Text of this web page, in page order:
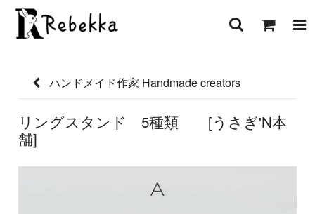
ハンドメイド作家 Handmade creators
リングスタンド 5種類 [うさぎ'N本
舗]